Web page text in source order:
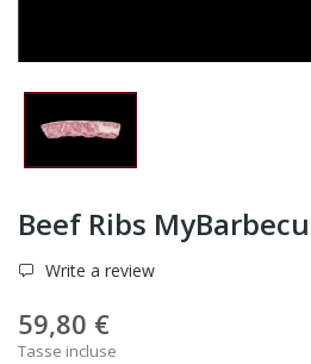
Beef Ribs
Write a review
59,80 €
Tasse incluse